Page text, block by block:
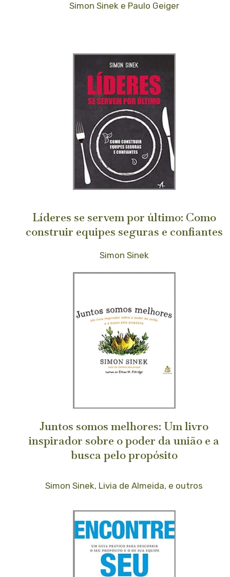
Simon Sinek e Paulo Geiger
Líderes se servem por último: Como
construir equipes seguras e confiantes
Simon Sinek
Juntos somos melhores: Um livro
inspirador sobre o poder da união e a
busca pelo propósito
Simon Sinek, Livia de Almeida, e outros